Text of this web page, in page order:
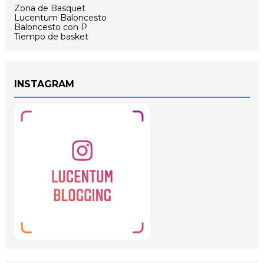
Zona de Basquet
Lucentum Baloncesto
Baloncesto con P
Tiempo de basket
INSTAGRAM